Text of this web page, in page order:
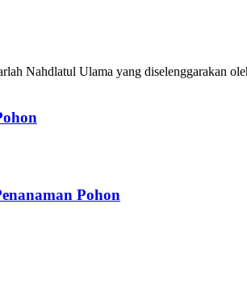
Nahdlatul Ulama yang diselenggarakan
Pohon